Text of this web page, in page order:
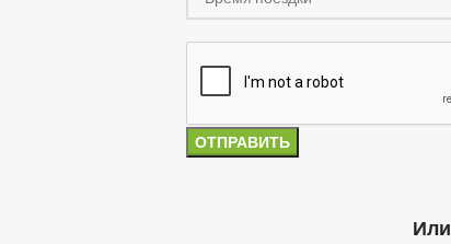
Или